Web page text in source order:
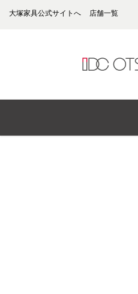
大塚家具公式サイトへ 店舗一覧